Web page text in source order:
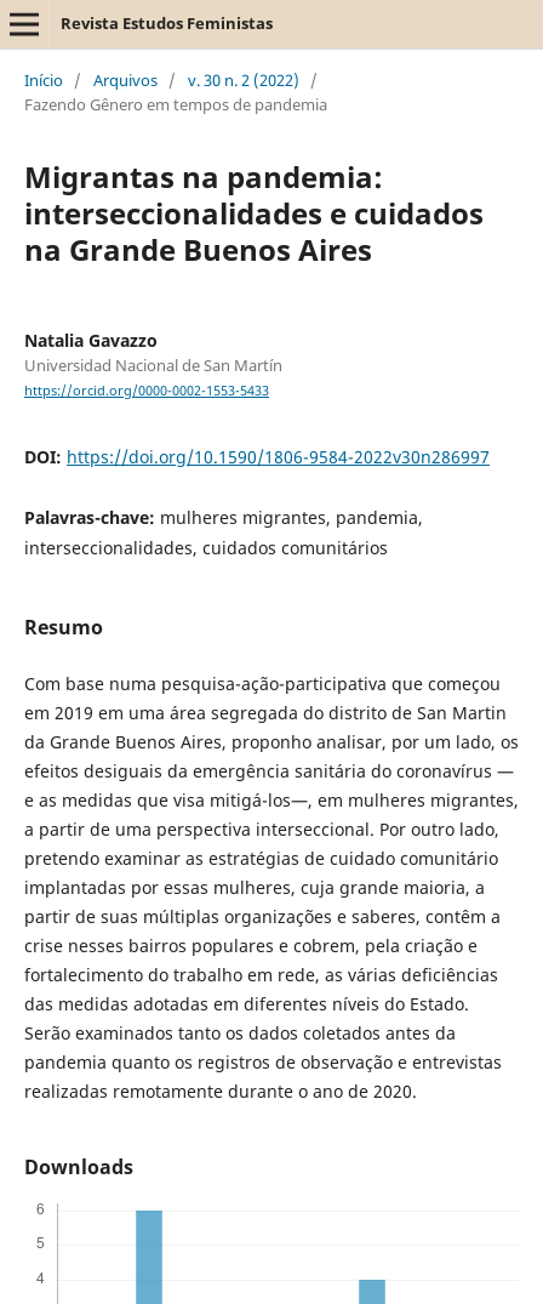
Revista Estudos Feministas
Início / Arquivos / v. 30 n. 2 (2022)
/
Fazendo Gênero em tempos de pandemia
Migrantas na pandemia:
interseccionalidades e cuidados
na Grande Buenos Aires
Natalia Gavazzo
Universidad Nacional de San Martín
https://orcid.org/0000-0002-1553-5433
DOI: https://doi.org/10.1590/1806-9584-2022v30n286997
Palavras-chave: mulheres migrantes, pandemia,
interseccionalidades, cuidados comunitários
Resumo
Com base numa pesquisa-ação-participativa que começou
em 2019 em uma área segregada do distrito de San Martin
da Grande Buenos Aires, proponho analisar, por um lado, os
efeitos desiguais da emergência sanitária do coronavírus —
e as medidas que visa mitigá-los—, em mulheres migrantes,
a partir de uma perspectiva interseccional. Por outro lado,
pretendo examinar as estratégias de cuidado comunitário
implantadas por essas mulheres, cuja grande maioria, a
partir de suas múltiplas organizações e saberes, contêm a
crise nesses bairros populares e cobrem, pela criação e
fortalecimento do trabalho em rede, as várias deficiências
das medidas adotadas em diferentes níveis do Estado.
Serão examinados tanto os dados coletados antes da
pandemia quanto os registros de observação e entrevistas
realizadas remotamente durante o ano de 2020.
Downloads